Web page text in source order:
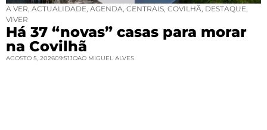
A VER, ACTUALIDADE, AGENDA, CENTRAIS, COVILHÃ, DESTAQUE,
VIVER
Há 37 “novas” casas para morar
na Covilhã
AGOSTO 5, 202609:51JOAO MIGUEL ALVES